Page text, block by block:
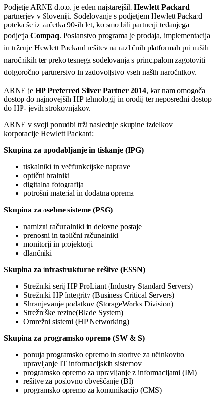
Podjetje ARNE d.o.o. je eden najstarejših Hewlett Packard
partnerjev v Sloveniji. Sodelovanje s podjetjem Hewlett Packard
poteka še iz začetka 90-ih let, ko smo bili partnerji tedanjega
podjetja Compaq. Poslanstvo programa je prodaja, implementacija
in trženje Hewlett Packard rešitev na različnih platformah pri naših
naročnikih ter preko tesnega sodelovanja s principalom zagotoviti
dolgoročno partnerstvo in zadovoljstvo vseh naših naročnikov.
ARNE je HP Preferred Silver Partner 2014, kar nam omogoča
dostop do najnovejših HP tehnologij in orodij ter neposredni dostop
do HP- jevih strokovnjakov.
ARNE v svoji ponudbi trži naslednje skupine izdelkov
korporacije Hewlett Packard:
Skupina za upodabljanje in tiskanje (IPG)
tiskalniki in večfunkcijske naprave
optični bralniki
digitalna fotografija
potrošni material in dodatna oprema
Skupina za osebne sisteme (PSG)
namizni računalniki in delovne postaje
prenosni in tablični računalniki
monitorji in projektorji
dlančniki
Skupina za infrastrukturne rešitve (ESSN)
Strežniki serij HP ProLiant (Industry Standard Servers)
Strežniki HP Integrity (Business Critical Servers)
Shranjevanje podatkov (StorageWorks Division)
Strežniške rezine(Blade System)
Omrežni sistemi (HP Networking)
Skupina za programsko opremo (SW & S)
ponuja programsko opremo in storitve za učinkovito
upravljanje IT informacijskih sistemov
programsko opremo za upravljanje z informacijami (IM)
rešitve za poslovno obveščanje (BI)
programsko opremo za komunikacijo (CMS)